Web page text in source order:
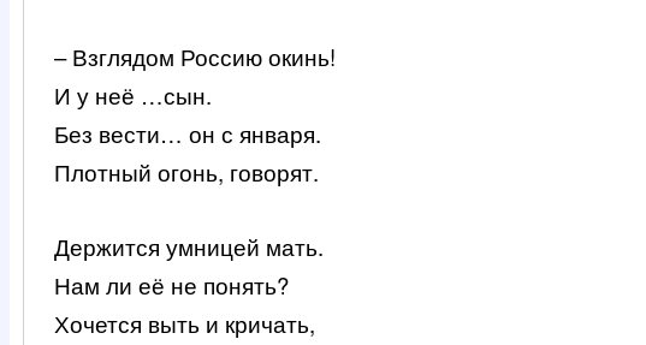
– Взглядом Россию окинь!
И у неё …сын.
Без вести… он с января.
Плотный огонь, говорят.
Держится умницей мать.
Нам ли её не понять?
Хочется выть и кричать,